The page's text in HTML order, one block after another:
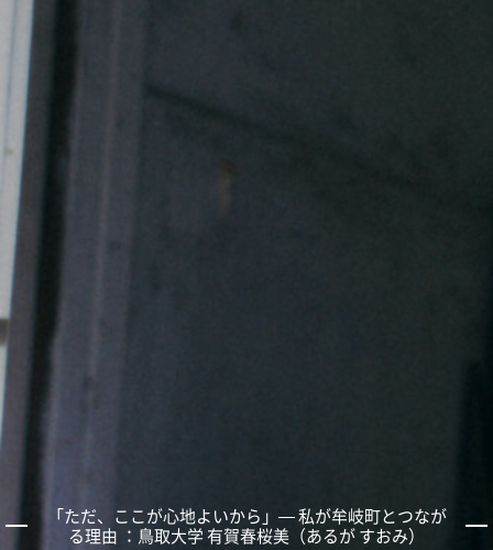
「ただ、ここが心地よいから」— 私が牟岐町とつなが
る理由 ：鳥取大学 有賀春桜美（あるが すおみ）